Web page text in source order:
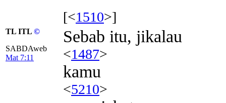
[<1510>]
TL ITL ©
SABDAweb
Mat 7:11
Sebab itu, jikalau
<1487>
kamu
<5210>